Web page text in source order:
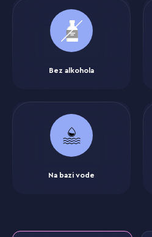
Bez alkohola
Na bazi vode